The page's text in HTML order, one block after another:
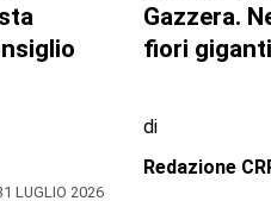
LUGLIO 2026
Gazzera.
fiori
di
Redazione